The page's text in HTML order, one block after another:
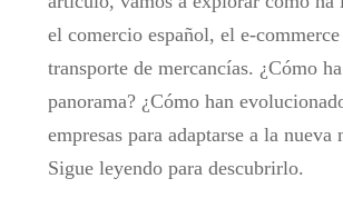
el comercio español, el e-
transporte de mercancías. ¿Cómo
panorama? ¿Cómo han
empresas para adaptarse a la nueva
Sigue leyendo para descubrirlo.